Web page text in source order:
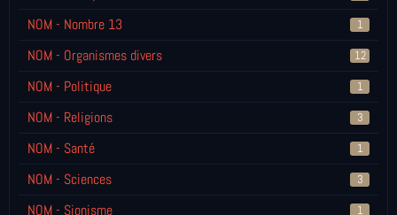
NOM - Nombre 13 1
NOM - Organismes divers 12
NOM - Politique 1
NOM - Religions 3
NOM - Santé 1
NOM - Sciences 3
NOM - Sionisme 1